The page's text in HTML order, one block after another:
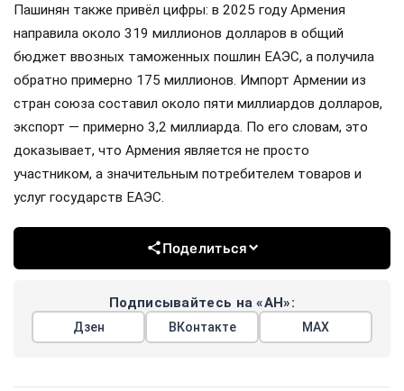
Пашинян также привёл цифры: в 2025 году Армения
направила около 319 миллионов долларов в общий
бюджет ввозных таможенных пошлин ЕАЭС, а получила
обратно примерно 175 миллионов. Импорт Армении из
стран союза составил около пяти миллиардов долларов,
экспорт — примерно 3,2 миллиарда. По его словам, это
доказывает, что Армения является не просто
участником, а значительным потребителем товаров и
услуг государств ЕАЭС.
Поделиться
Подписывайтесь на «АН»:
Дзен ВКонтакте МАХ